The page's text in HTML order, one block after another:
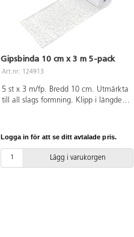
Gipsbinda 10 cm x 3 m 5-pack
Art.nr: 124913
5 st x 3 m/fp. Bredd 10 cm. Utmärkta
till all slags formning. Klipp i längder
kan olika material användas som
pappfigurer, egentillverkade former
av kartong eller lera. När arbetet
Logga in för att se ditt avtalade pris.
Lägg i varukorgen